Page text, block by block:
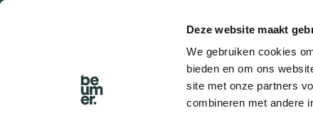
Deze website maakt
We gebruiken cookies
bieden en om ons
site met onze partners
combineren met andere